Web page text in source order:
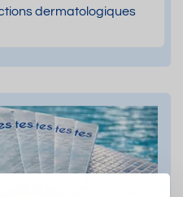
dermatologiques